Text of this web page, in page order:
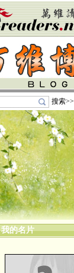
搜索>>
我的名片